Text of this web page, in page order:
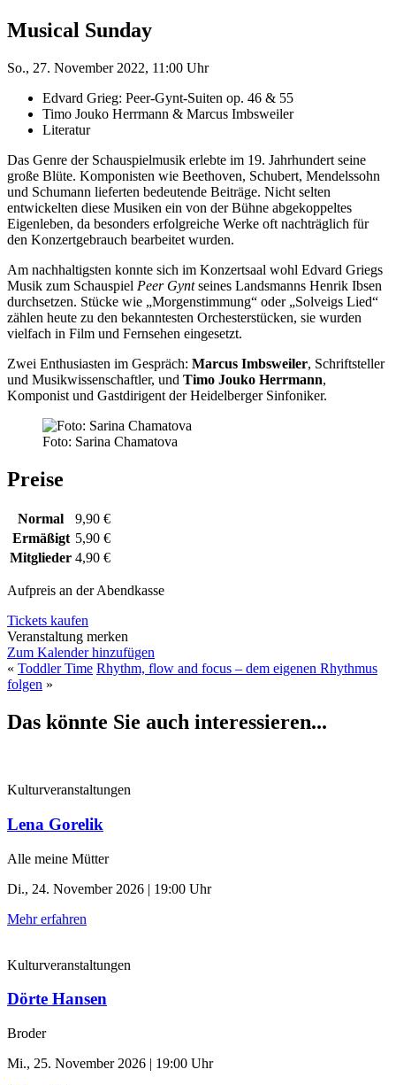
Musical Sunday
So., 27. November 2022, 11:00 Uhr
Edvard Grieg: Peer-Gynt-Suiten op. 46 & 55
Timo Jouko Herrmann & Marcus Imbsweiler
Literatur
Das Genre der Schauspielmusik erlebte im 19. Jahrhundert seine
große Blüte. Komponisten wie Beethoven, Schubert, Mendelssohn
und Schumann lieferten bedeutende Beiträge. Nicht selten
entwickelten diese Musiken ein von der Bühne abgekoppeltes
Eigenleben, da besonders erfolgreiche Werke oft nachträglich für
den Konzertgebrauch bearbeitet wurden.
Am nachhaltigsten konnte sich im Konzertsaal wohl Edvard Griegs
Musik zum Schauspiel Peer Gyntseines Landsmanns Henrik Ibsen
durchsetzen. Stücke wie „Morgenstimmung“ oder „Solveigs Lied“
zählen heute zu den bekanntesten Orchesterstücken, sie wurden
vielfach in Film und Fernsehen eingesetzt.
Zwei Enthusiasten im Gespräch: Marcus Imbsweiler, Schriftsteller
und Musikwissenschaftler, und Timo Jouko Herrmann,
Komponist und Gastdirigent der Heidelberger Sinfoniker.
Foto: Sarina Chamatova
Preise
Normal
9,90 €
Ermäßigt 5,90 €
Mitglieder 4,90 €
Aufpreis an der Abendkasse
Tickets kaufen
Veranstaltung merken
Zum Kalender hinzufügen
« Toddler Time Rhythm, flow and focus – dem eigenen Rhythmus
folgen »
Das könnte Sie auch interessieren...
Kulturveranstaltungen
Lena Gorelik
Alle meine Mütter
Di., 24. November 2026 | 19:00 Uhr
Mehr erfahren
Kulturveranstaltungen
Dörte Hansen
Broder
Mi., 25. November 2026 | 19:00 Uhr